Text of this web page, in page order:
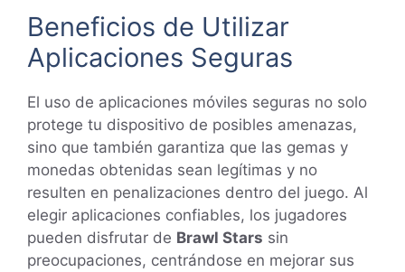
Beneficios de Utilizar
Aplicaciones Seguras
El uso de aplicaciones móviles seguras no solo
protege tu dispositivo de posibles amenazas,
sino que también garantiza que las gemas y
monedas obtenidas sean legítimas y no
resulten en penalizaciones dentro del juego. Al
elegir aplicaciones confiables, los jugadores
pueden disfrutar de Brawl Stars sin
preocupaciones, centrándose en mejorar sus